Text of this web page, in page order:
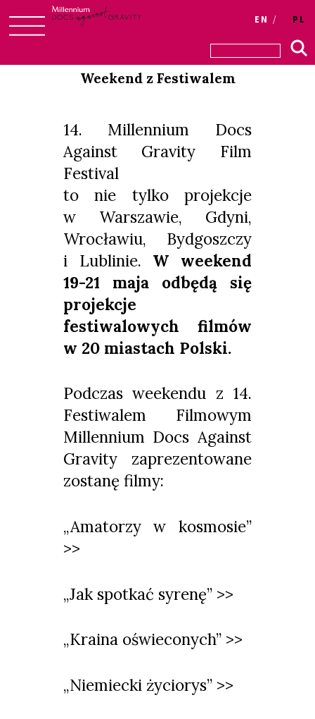
to
Login
EN PL
Weekend z Festiwalem
14. Millennium Docs
Against Gravity Film
Festival
to nie tylko projekcje
w Warszawie, Gdyni,
Wrocławiu, Bydgoszczy
i Lublinie. W weekend
19-21 maja odbędą się
projekcje
festiwalowych filmów
w 20 miastach Polski.
Podczas weekendu z 14.
Festiwalem Filmowym
Millennium Docs Against
Gravity zaprezentowane
zostanę filmy:
„Amatorzy w kosmosie”
>>
„Jak spotkać syrenę” >>
„Kraina oświeconych” >>
„Niemiecki życiorys” >>